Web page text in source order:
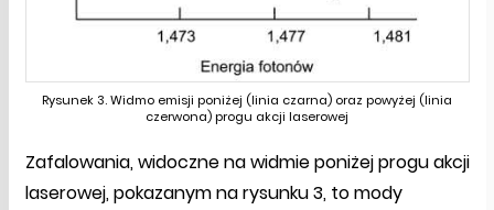
Rysunek 3. Widmo emisji poniżej (linia czarna) oraz powyżej (linia
czerwona) progu akcji laserowej
Zafalowania, widoczne na widmie poniżej progu akcji
laserowej, pokazanym na rysunku 3, to mody